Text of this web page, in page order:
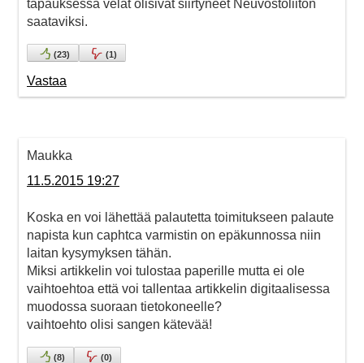
tapauksessa velat olisivat siirtyneet Neuvostoliiton
saataviksi.
(23) (1)
Vastaa
Maukka
11.5.2015 19:27
Koska en voi lähettää palautetta toimitukseen palaute
napista kun caphtca varmistin on epäkunnossa niin
laitan kysymyksen tähän.
Miksi artikkelin voi tulostaa paperille mutta ei ole
vaihtoehtoa että voi tallentaa artikkelin digitaalisessa
muodossa suoraan tietokoneelle?
vaihtoehto olisi sangen kätevää!
(8) (0)